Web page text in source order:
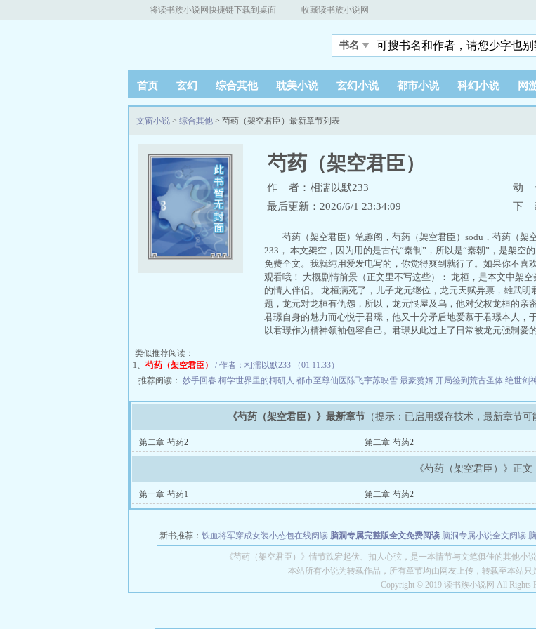
将读书族小说网快捷键下载到桌面 收藏读书族小说网
书名
首页 玄幻 综合其他 耽美小说 玄幻小说 都市小说 科幻小说 网
文窗小说 > 综合其他 > 芍药（架空君臣）最新章节列表
芍药（架空君臣）
作 者：相濡以默233 动
最后更新：2026/6/1 23:34:09
下
芍药（架空君臣）笔趣阁，芍药（架空君臣）sodu，芍药（
233， 本文架空，因为用的是古代“秦制”，所以是“秦朝”，是架空
免费全文。我就纯用爱发电写的，你觉得爽到就行了。如果你不
观看哦！ 大概剧情前景（正文里不写这些）： 龙桓，是本文中架
的情人伴侣。 龙桓病死了，儿子龙元继位，龙元天赋异禀，雄武
题，龙元对龙桓有仇怨，所以，龙元恨屋及乌，他对父权龙桓的
君璟自身的魅力而心悦于君璟，他又十分矛盾地爱慕于君璟本人，
以君璟作为精神领袖包容自己。君璟从此过上了日常被龙元强制
类似推荐阅读：
1、 芍药（架空君臣）
/ 作者：相濡以默233 （01 11:33）
推荐阅读： 妙手回春 柯学世界里的柯研人 都市至尊仙医陈飞宇苏映雪 最豪赘婿 开局签到荒古圣体 绝世剑
《芍药（架空君臣）》最新章节 （提示：已启用缓存技术，最新章节
第二章·芍药2 第二章·芍药2
《芍药（架空君臣）》正文
第一章·芍药1 第二章·芍药2
新书推荐： 铁血将军穿成女装小怂包在线阅读 脑洞专属完整版全文免费阅读 脑洞专属小说全文阅读
世者
穿书第一天就结婚小说全文阅
《芍药（架空君臣）》情节跌宕起伏、扣人心弦，是一本情节与文笔俱佳的其他小
本站所有小说为转载作品，所有章节均由网友上传，转载至本站只
Copyright © 2019 读书族小说网 All Rights